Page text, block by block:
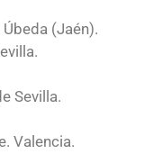
(Jaén).
Sevilla.
Valencia.